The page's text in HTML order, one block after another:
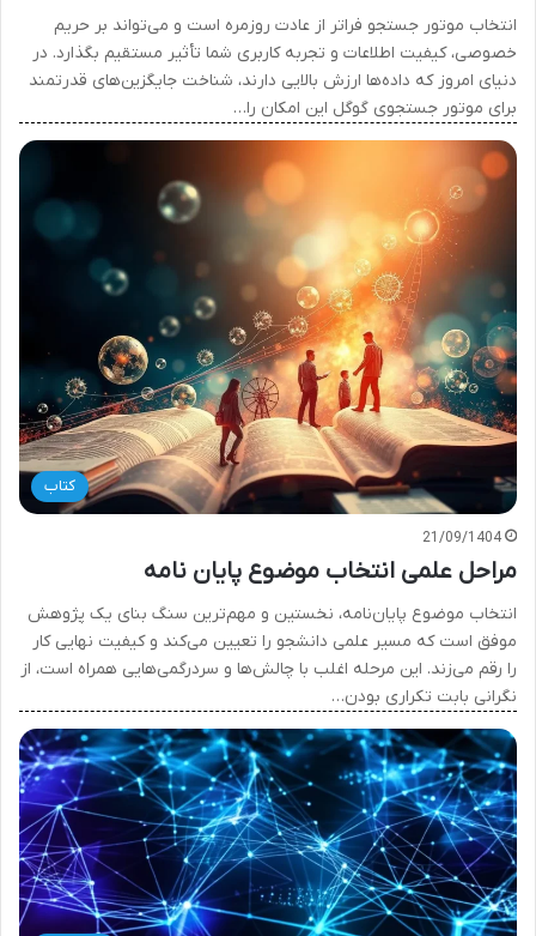
انتخاب موتور جستجو فراتر از عادت روزمره است و می‌تواند بر حریم
خصوصی، کیفیت اطلاعات و تجربه کاربری شما تأثیر مستقیم بگذارد. در
دنیای امروز که داده‌ها ارزش بالایی دارند، شناخت جایگزین‌های قدرتمند
برای موتور جستجوی گوگل این امکان را…
کتاب
21/09/1404
مراحل علمی انتخاب موضوع پایان نامه
انتخاب موضوع پایان‌نامه، نخستین و مهم‌ترین سنگ بنای یک پژوهش
موفق است که مسیر علمی دانشجو را تعیین می‌کند و کیفیت نهایی کار
را رقم می‌زند. این مرحله اغلب با چالش‌ها و سردرگمی‌هایی همراه است، از
نگرانی بابت تکراری بودن…